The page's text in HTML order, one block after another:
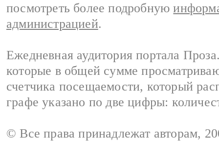
посмотреть более подробную
администрацией.
Ежедневная аудитория портала
которые в общей сумме
счетчика посещаемости, который
графе указано по две цифры:
© Все права принадлежат авторам,